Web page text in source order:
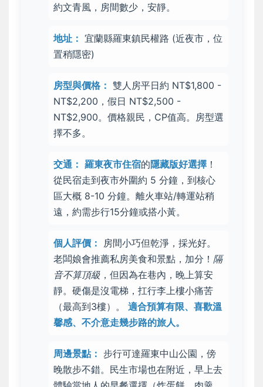
約文青風，房間數少，安靜。
地址： 宜蘭縣羅東鎮民權路 (近夜市，位
置稍隱密)
房型與價格： 雙人房平日約 NT$1,800 -
NT$2,200，假日 NT$2,500 -
NT$2,900。價格親民， CP值高。房型選
擇不多。
交通： 羅東夜市住宿的隱藏版好選擇 ！
從民宿走到夜市外圍約 5 分鐘，到核心
區大概 8-10 分鐘。離火車站/轉運站稍
遠，約需步行15分鐘或搭小黃。
個人評價： 房間小巧但乾淨 ，採光好。
老闆娘會推薦私房美食和景點，加分！ 隔
音不算頂級 ，但因為在巷內，晚上算安
靜。硬傷是沒電梯，扛行李上樓小痛苦
（最高到3樓）。 適合預算有限、喜歡溫
馨感、不介意走幾步路的旅人。
周邊景點： 步行可達羅東中山公園，傍
晚散步不錯。民生市場也在附近，早上去